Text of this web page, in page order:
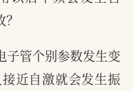
子管个别参数发生变
近自激就会发生振